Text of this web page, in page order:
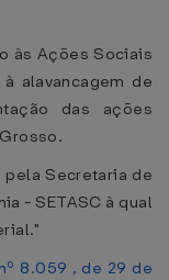
às Ações Sociais
alavancagem de
das ações
pela Secretaria de
- SETASC à qual
8.059 , de 29 de